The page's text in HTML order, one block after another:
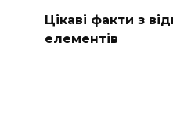
Цікаві факти з
елементів